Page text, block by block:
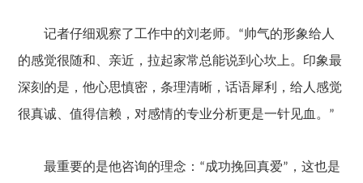
记者仔细观察了工作中的刘老师。 “帅气的形象给人
的感觉很随和、亲近，拉起家常总能说到心坎上。印象最
深刻的是，他心思慎密，条理清晰，话语犀利，给人感觉
很真诚、值得信赖，对感情的专业分析更是一针见血 。 ”
最重要的是他咨询的理念： “成功挽回真爱” ，这也是